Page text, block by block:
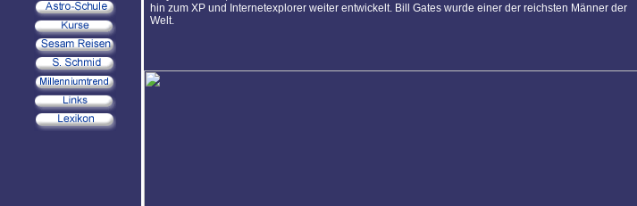
hin zum XP und Internetexplorer weiter entwickelt. Bill Gates wurde einer der reichsten Männer der
Welt.